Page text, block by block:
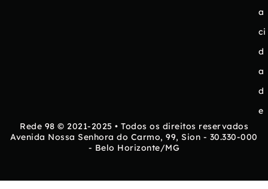
a
ci
d
a
d
e
Rede 98 © 2021-2025 • Todos os direitos reservados
Avenida Nossa Senhora do Carmo, 99, Sion - 30.330-000
- Belo Horizonte/MG